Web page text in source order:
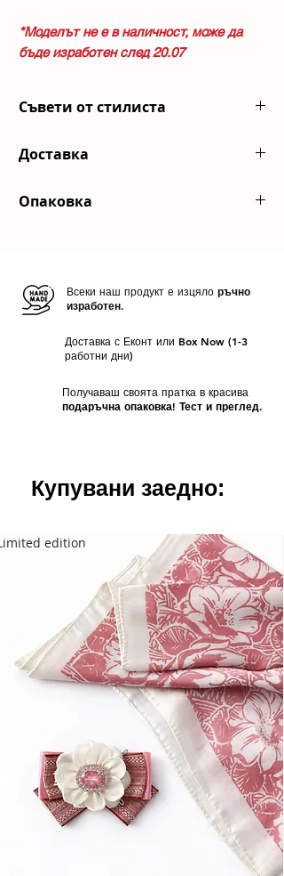
*Моделът не е в наличност, може да
бъде изработен след 20.07
Съвети от стилиста
топ. За допълнителен акцент добави и
Доставка
компанияЕконт
Опаковка
отделно опаковани, оставете коментар
при поръчката Ви.
Всеки наш продукт е изцяло ръчно
изработен.
Доставка с Еконт или Box Now (1-3
работни дни)
Получаваш своята пратка в красива
подаръчна опаковка! Тест и преглед.
Купувани заедно:
edition